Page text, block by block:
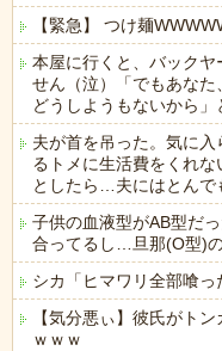
【緊急】 つけ麺
本屋に行くと、バックヤ
せん（泣）「でもあな
どうしようもないから
夫が首を吊った。気に
るトメに生活費をくれ
としたら…夫にはとんで
子供の血液型がAB型だ
合ってるし…旦那(O型)
シカ「ヒマワリ全部喰
【気分悪ぃ】彼氏がト
ｗｗｗ